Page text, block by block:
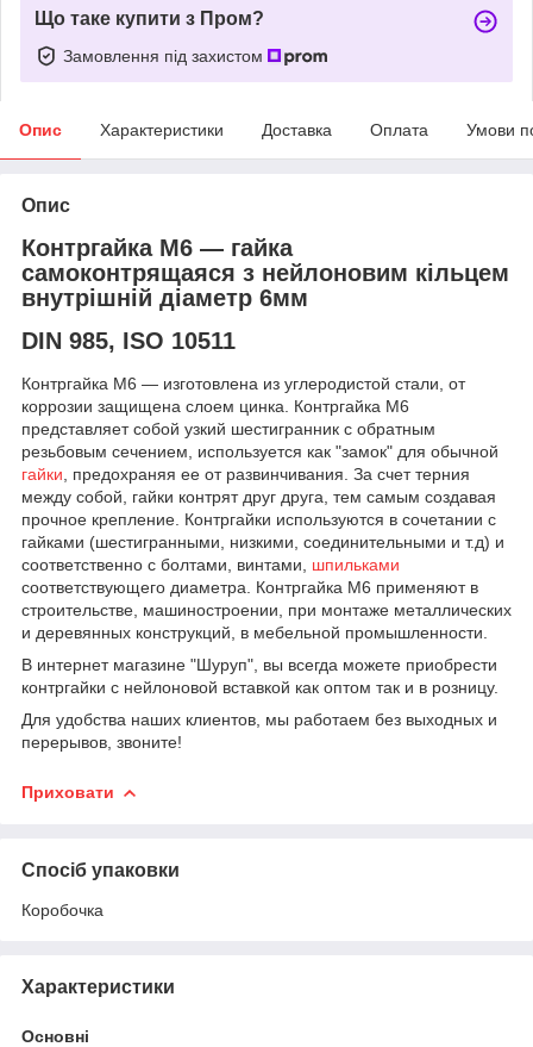
Що таке купити з Пром?
Замовлення під захистом
Опис Характеристики Доставка Оплата Умови
Опис
Контргайка М6 ― гайка
самоконтрящаяся з нейлоновим кільцем
внутрішній діаметр 6мм
DIN 985, ISO 10511
Контргайка М6 ― изготовлена из углеродистой стали, от
коррозии защищена слоем цинка. Контргайка М6
представляет собой узкий шестигранник с обратным
резьбовым сечением, используется как "замок" для обычной
гайки , предохраняя ее от развинчивания. За счет терния
между собой, гайки контрят друг друга, тем самым создавая
прочное крепление. Контргайки используются в сочетании с
гайками (шестигранными, низкими, соединительными и т.д) и
соответственно с болтами, винтами, шпильками
соответствующего диаметра. Контргайка М6 применяют в
строительстве, машиностроении, при монтаже металлических
и деревянных конструкций, в мебельной промышленности.
В интернет магазине "Шуруп", вы всегда можете приобрести
контргайки с нейлоновой вставкой как оптом так и в розницу.
Для удобства наших клиентов, мы работаем без выходных и
перерывов, звоните!
Приховати
Спосіб упаковки
Коробочка
Характеристики
Основні